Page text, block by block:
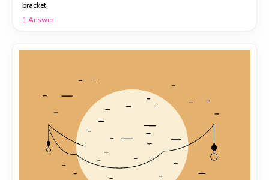
bracket.
1Answer